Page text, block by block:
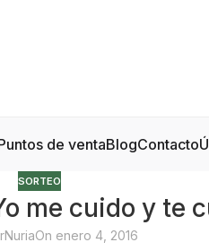
de ventaBlogContacto
SORTEO
me cuido y te
NuriaOn enero 4, 2016